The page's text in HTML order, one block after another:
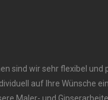
sind wir sehr flexibel und
auf Ihre Wünsche
Maler- und